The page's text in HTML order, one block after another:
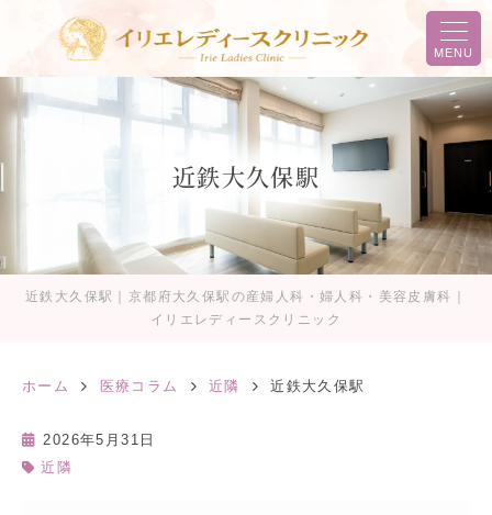
MENU
近鉄大久保駅
近鉄大久保駅｜京都府大久保駅の産婦人科・婦人科・美容皮膚科｜
イリエレディースクリニック
ホーム 医療コラム 近隣 近鉄大久保駅
2026年5月31日
近隣